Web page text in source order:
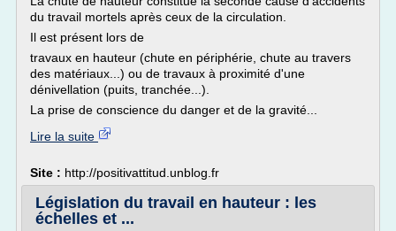
du travail mortels après ceux de la circulation.
Il est présent lors de
travaux en hauteur (chute en périphérie, chute au travers
des matériaux...) ou de travaux à proximité d'une
dénivellation (puits, tranchée...).
La prise de conscience du danger et de la gravité...
Lire la suite
Site : http://positivattitud.unblog.fr
Législation du travail en hauteur : les
échelles et ...